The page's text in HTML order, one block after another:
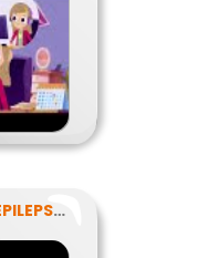
ÍGY SEGÍTS EGY EPILEPSZIÁSNAK